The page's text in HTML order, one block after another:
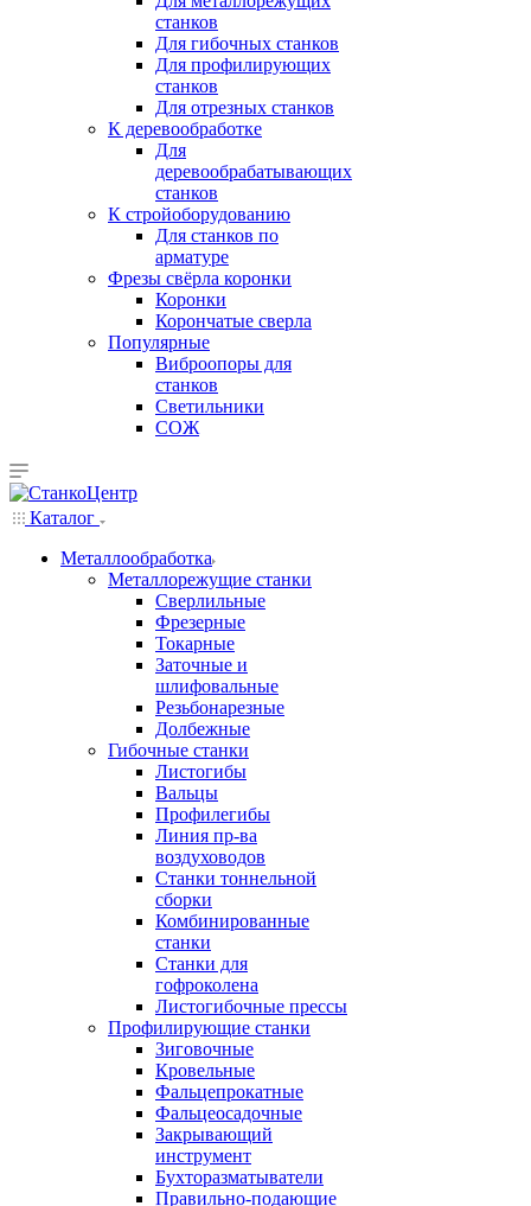
станков
Для гибочных станков
Для профилирующих
станков
Для отрезных станков
К деревообработке
Для
деревообрабатывающих
станков
К стройоборудованию
Для станков по
арматуре
Фрезы свёрла коронки
Коронки
Корончатые сверла
Популярные
Виброопоры для
станков
Светильники
СОЖ
Каталог
Металлообработка
Металлорежущие станки
Сверлильные
Фрезерные
Токарные
Заточные и
шлифовальные
Резьбонарезные
Долбежные
Гибочные станки
Листогибы
Вальцы
Профилегибы
Линия пр-ва
воздуховодов
Станки тоннельной
сборки
Комбинированные
станки
Станки для
гофроколена
Листогибочные прессы
Профилирующие станки
Зиговочные
Кровельные
Фальцепрокатные
Фальцеосадочные
Закрывающий
инструмент
Бухторазматыватели
Правильно-подающие